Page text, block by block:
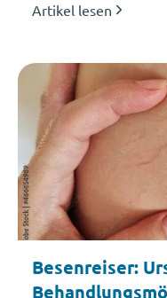
Artikel lesen
Besenreiser: